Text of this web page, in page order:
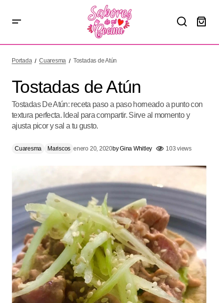
Portada Cuaresma Tostadas de Atún
Tostadas de Atún
Tostadas De Atún: receta paso a paso horneado a punto con
textura perfecta. Ideal para compartir. Sirve al momento y
ajusta picor y sal a tu gusto.
Cuaresma Mariscos enero 20, 2020byGina Whitley 103 views